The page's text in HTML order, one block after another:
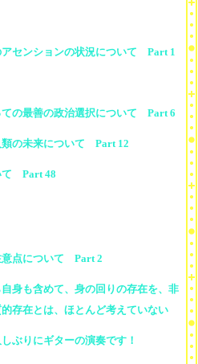
アセンションの状況について Part 1
の最善の政治選択について Part 6
類の未来について Part 12
て Part 48
意点について Part 2
身も含めて、身の回りの存在を、非
存在とは、ほとんど考えていない
ぶりにギターの演奏です！